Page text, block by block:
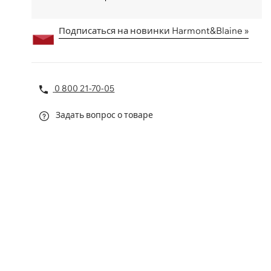
Подписаться на новинки Harmont&Blaine »
0 800 21-70-05
Задать вопрос о товаре